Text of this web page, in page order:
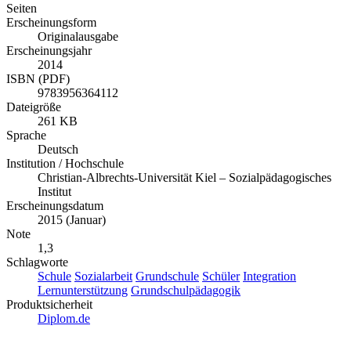
Seiten
Erscheinungsform
Originalausgabe
Erscheinungsjahr
2014
ISBN (PDF)
9783956364112
Dateigröße
261 KB
Sprache
Deutsch
Institution / Hochschule
Christian-Albrechts-Universität Kiel – Sozialpädagogisches
Institut
Erscheinungsdatum
2015 (Januar)
Note
1,3
Schlagworte
Schule Sozialarbeit Grundschule Schüler Integration
Lernunterstützung Grundschulpädagogik
Produktsicherheit
Diplom.de